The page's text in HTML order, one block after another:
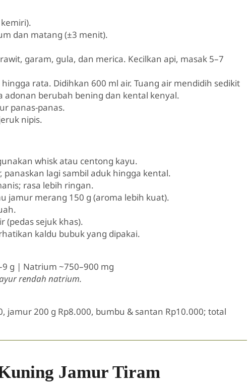
dan matang (±3 menit).
garam, gula, dan merica. Kecilkan api, masak 5–7
rata. Didihkan 600 ml air. Tuang air mendidih sedikit
adonan berubah bening dan kental kenyal.
panas-panas.
nipis.
whisk atau centong kayu.
lagi sambil aduk hingga kental.
rasa lebih ringan.
jamur merang 150 g (aroma lebih kuat).
(pedas sejuk khas).
kaldu bubuk yang dipakai.
g | Natrium ~750–900 mg
rendah natrium.
jamur 200 g Rp8.000, bumbu & santan Rp10.000; total
Jamur Tiram